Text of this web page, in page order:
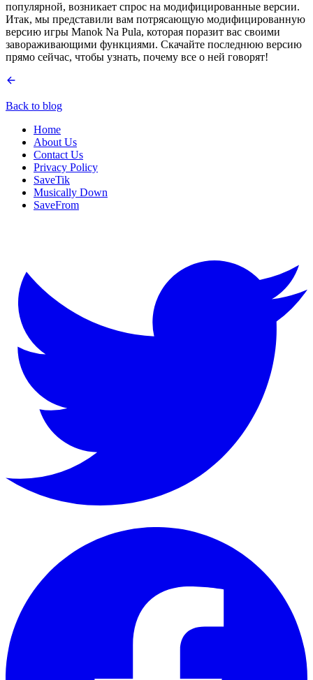
популярной, возникает спрос на модифицированные версии.
Итак, мы представили вам потрясающую модифицированную
версию игры Manok Na Pula, которая поразит вас своими
завораживающими функциями. Скачайте последнюю версию
прямо сейчас, чтобы узнать, почему все о ней говорят!
Back to blog
Home
About Us
Contact Us
Privacy Policy
SaveTik
Musically Down
SaveFrom